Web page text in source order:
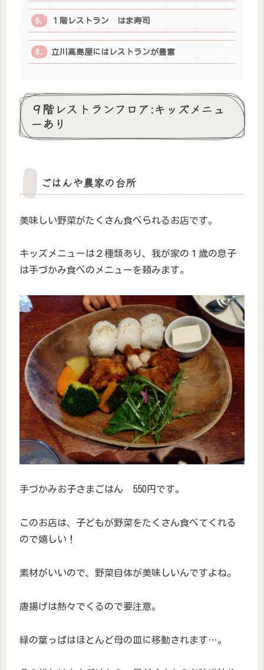
１階レストラン はま寿司
立川高島屋にはレストランが豊富
９階レストランフロア:キッズメニュ
ーあり
ごはんや農家の台所
美味しい野菜がたくさん食べられるお店です。
キッズメニューは２種類あり、我が家の１歳の息子
は手づかみ食べのメニューを頼みます。
手づかみお子さまごはん 550円です。
このお店は、子どもが野菜をたくさん食べてくれる
ので嬉しい！
素材がいいので、野菜自体が美味しいんですよね。
唐揚げは熱々でくるので要注意。
緑の葉っぱはほとんど母の皿に移動されます…。